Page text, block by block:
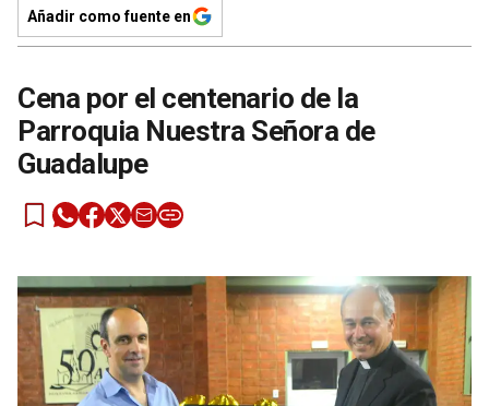
Añadir como fuente en
Cena por el centenario de la
Parroquia Nuestra Señora de
Guadalupe